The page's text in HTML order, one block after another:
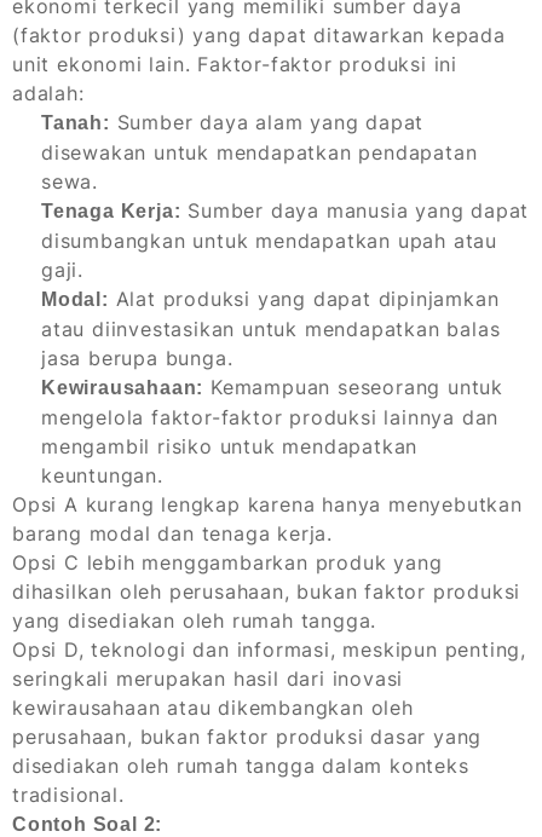
ekonomi terkecil yang memiliki sumber daya
(faktor produksi) yang dapat ditawarkan kepada
unit ekonomi lain. Faktor-faktor produksi ini
adalah:
Tanah: Sumber daya alam yang dapat
disewakan untuk mendapatkan pendapatan
sewa.
Tenaga Kerja: Sumber daya manusia yang dapat
disumbangkan untuk mendapatkan upah atau
gaji.
Modal: Alat produksi yang dapat dipinjamkan
atau diinvestasikan untuk mendapatkan balas
jasa berupa bunga.
Kewirausahaan: Kemampuan seseorang untuk
mengelola faktor-faktor produksi lainnya dan
mengambil risiko untuk mendapatkan
keuntungan.
Opsi A kurang lengkap karena hanya menyebutkan
barang modal dan tenaga kerja.
Opsi C lebih menggambarkan produk yang
dihasilkan oleh perusahaan, bukan faktor produksi
yang disediakan oleh rumah tangga.
Opsi D, teknologi dan informasi, meskipun penting,
seringkali merupakan hasil dari inovasi
kewirausahaan atau dikembangkan oleh
perusahaan, bukan faktor produksi dasar yang
disediakan oleh rumah tangga dalam konteks
tradisional.
Contoh Soal 2: